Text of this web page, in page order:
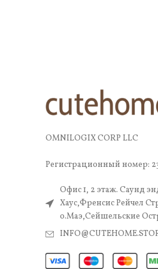
OMNILOGIX CORP LLC
Регистрационный номер:
Офис 1, 2 этаж. Саунд
Хаус,Френсис Рейчел
о.Маэ,Сейшельские